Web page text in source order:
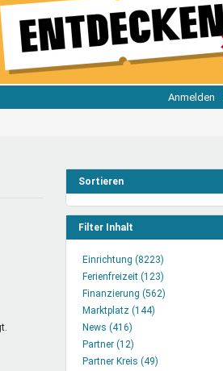
Anmelden
Sortieren
Filter Inhalt
Einrichtung (8223)
anwenden
Ferienfreizeit (123)
Filter
Finanzierung (562)
Marktplatz (144)
News (416)
Filter
anwenden
Partner (12)
Filter
Partner Kreis (49)